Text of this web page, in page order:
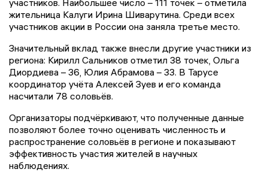
жительница Калуги Ирина Шиварутина. Среди всех
участников акции в России она заняла третье место.
Значительный вклад также внесли другие участники из
региона: Кирилл Сальников отметил 38 точек, Ольга
Диордиева – 36, Юлия Абрамова – 33. В Тарусе
координатор учёта Алексей Зуев и его команда
насчитали 78 соловьёв.
Организаторы подчёркивают, что полученные данные
позволяют более точно оценивать численность и
распространение соловьёв в регионе и показывают
эффективность участия жителей в научных
наблюдениях.